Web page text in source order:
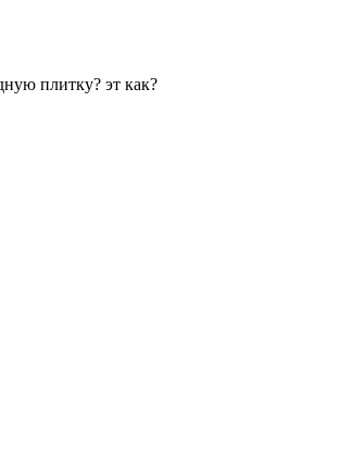
плитку? эт как?